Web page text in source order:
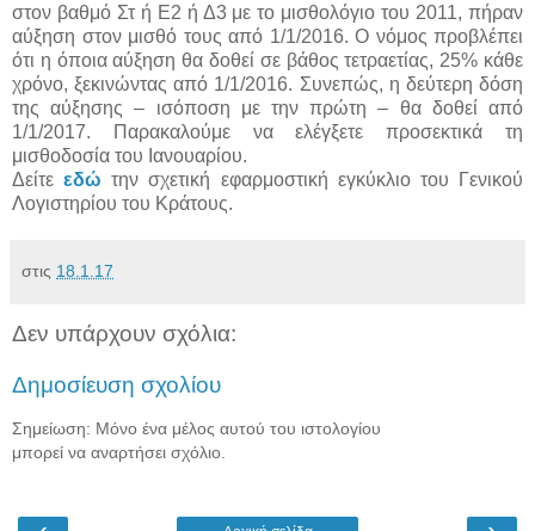
στον βαθμό Στ ή Ε2 ή Δ3 με το μισθολόγιο του 2011, πήραν
αύξηση στον μισθό τους από 1/1/2016. Ο νόμος προβλέπει
ότι η όποια αύξηση θα δοθεί σε βάθος τετραετίας, 25% κάθε
χρόνο, ξεκινώντας από 1/1/2016. Συνεπώς, η δεύτερη δόση
της αύξησης – ισόποση με την πρώτη – θα δοθεί από
1/1/2017. Παρακαλούμε να ελέγξετε προσεκτικά τη
μισθοδοσία του Ιανουαρίου.
Δείτεεδώ την σχετική εφαρμοστική εγκύκλιο του Γενικού
Λογιστηρίου του Κράτους.
στις 18.1.17
Δεν υπάρχουν σχόλια:
Δημοσίευση σχολίου
Σημείωση: Μόνο ένα μέλος αυτού του ιστολογίου
μπορεί να αναρτήσει σχόλιο.